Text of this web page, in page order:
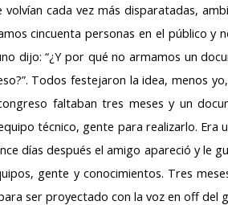
cada vez más disparatadas,
cincuenta personas en el público y
dijo: “¿Y por qué no armamos un
Todos festejaron la idea, menos
faltaban tres meses y un
técnico, gente para realizarlo. Era
días después el amigo apareció y le
gente y conocimientos. Tres
ser proyectado con la voz en off del